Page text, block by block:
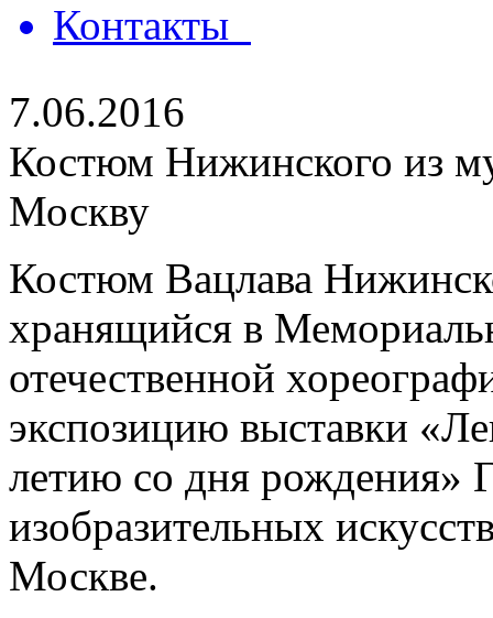
Контакты
7.06.2016
Костюм Нижинского из
Москву
Костюм Вацлава
хранящийся в
отечественной
экспозицию выставки
летию со дня рождения»
изобразительных
Москве.